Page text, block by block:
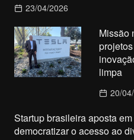
23/04/2026
Missão
limpa
20/
Startup brasileira aposta
democratizar o acesso ao